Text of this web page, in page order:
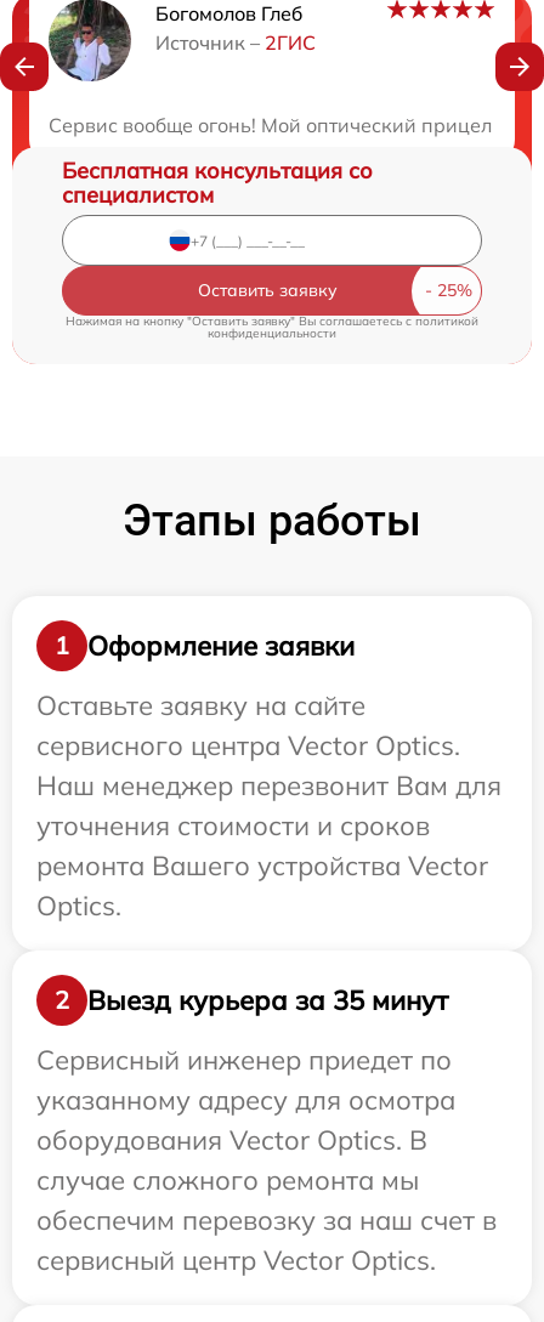
Богомолов Глеб
Источник – 2ГИС
Сервис вообще огонь! Мой оптический прицел
Нужна консультация?
Бесплатная консультация со
специалистом
Оставить заявку
Нажимая на кнопку "Оставить заявку" Вы соглашаетесь cполитикой
конфиденциальности
Этапы работы
1
Оформление заявки
Оставьте заявку на сайте
сервисного центра Vector Optics.
Наш менеджер перезвонит Вам для
уточнения стоимости и сроков
ремонта Вашего устройства Vector
Optics.
2
Выезд курьера за 35 минут
Сервисный инженер приедет по
указанному адресу для осмотра
оборудования Vector Optics. В
случае сложного ремонта мы
обеспечим перевозку за наш счет в
сервисный центр Vector Optics.